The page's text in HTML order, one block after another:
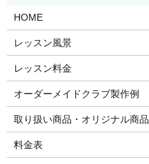
HOME
レッスン風景
レッスン料金
オーダーメイドクラブ製作例
取り扱い商品・オリジナル商品
料金表